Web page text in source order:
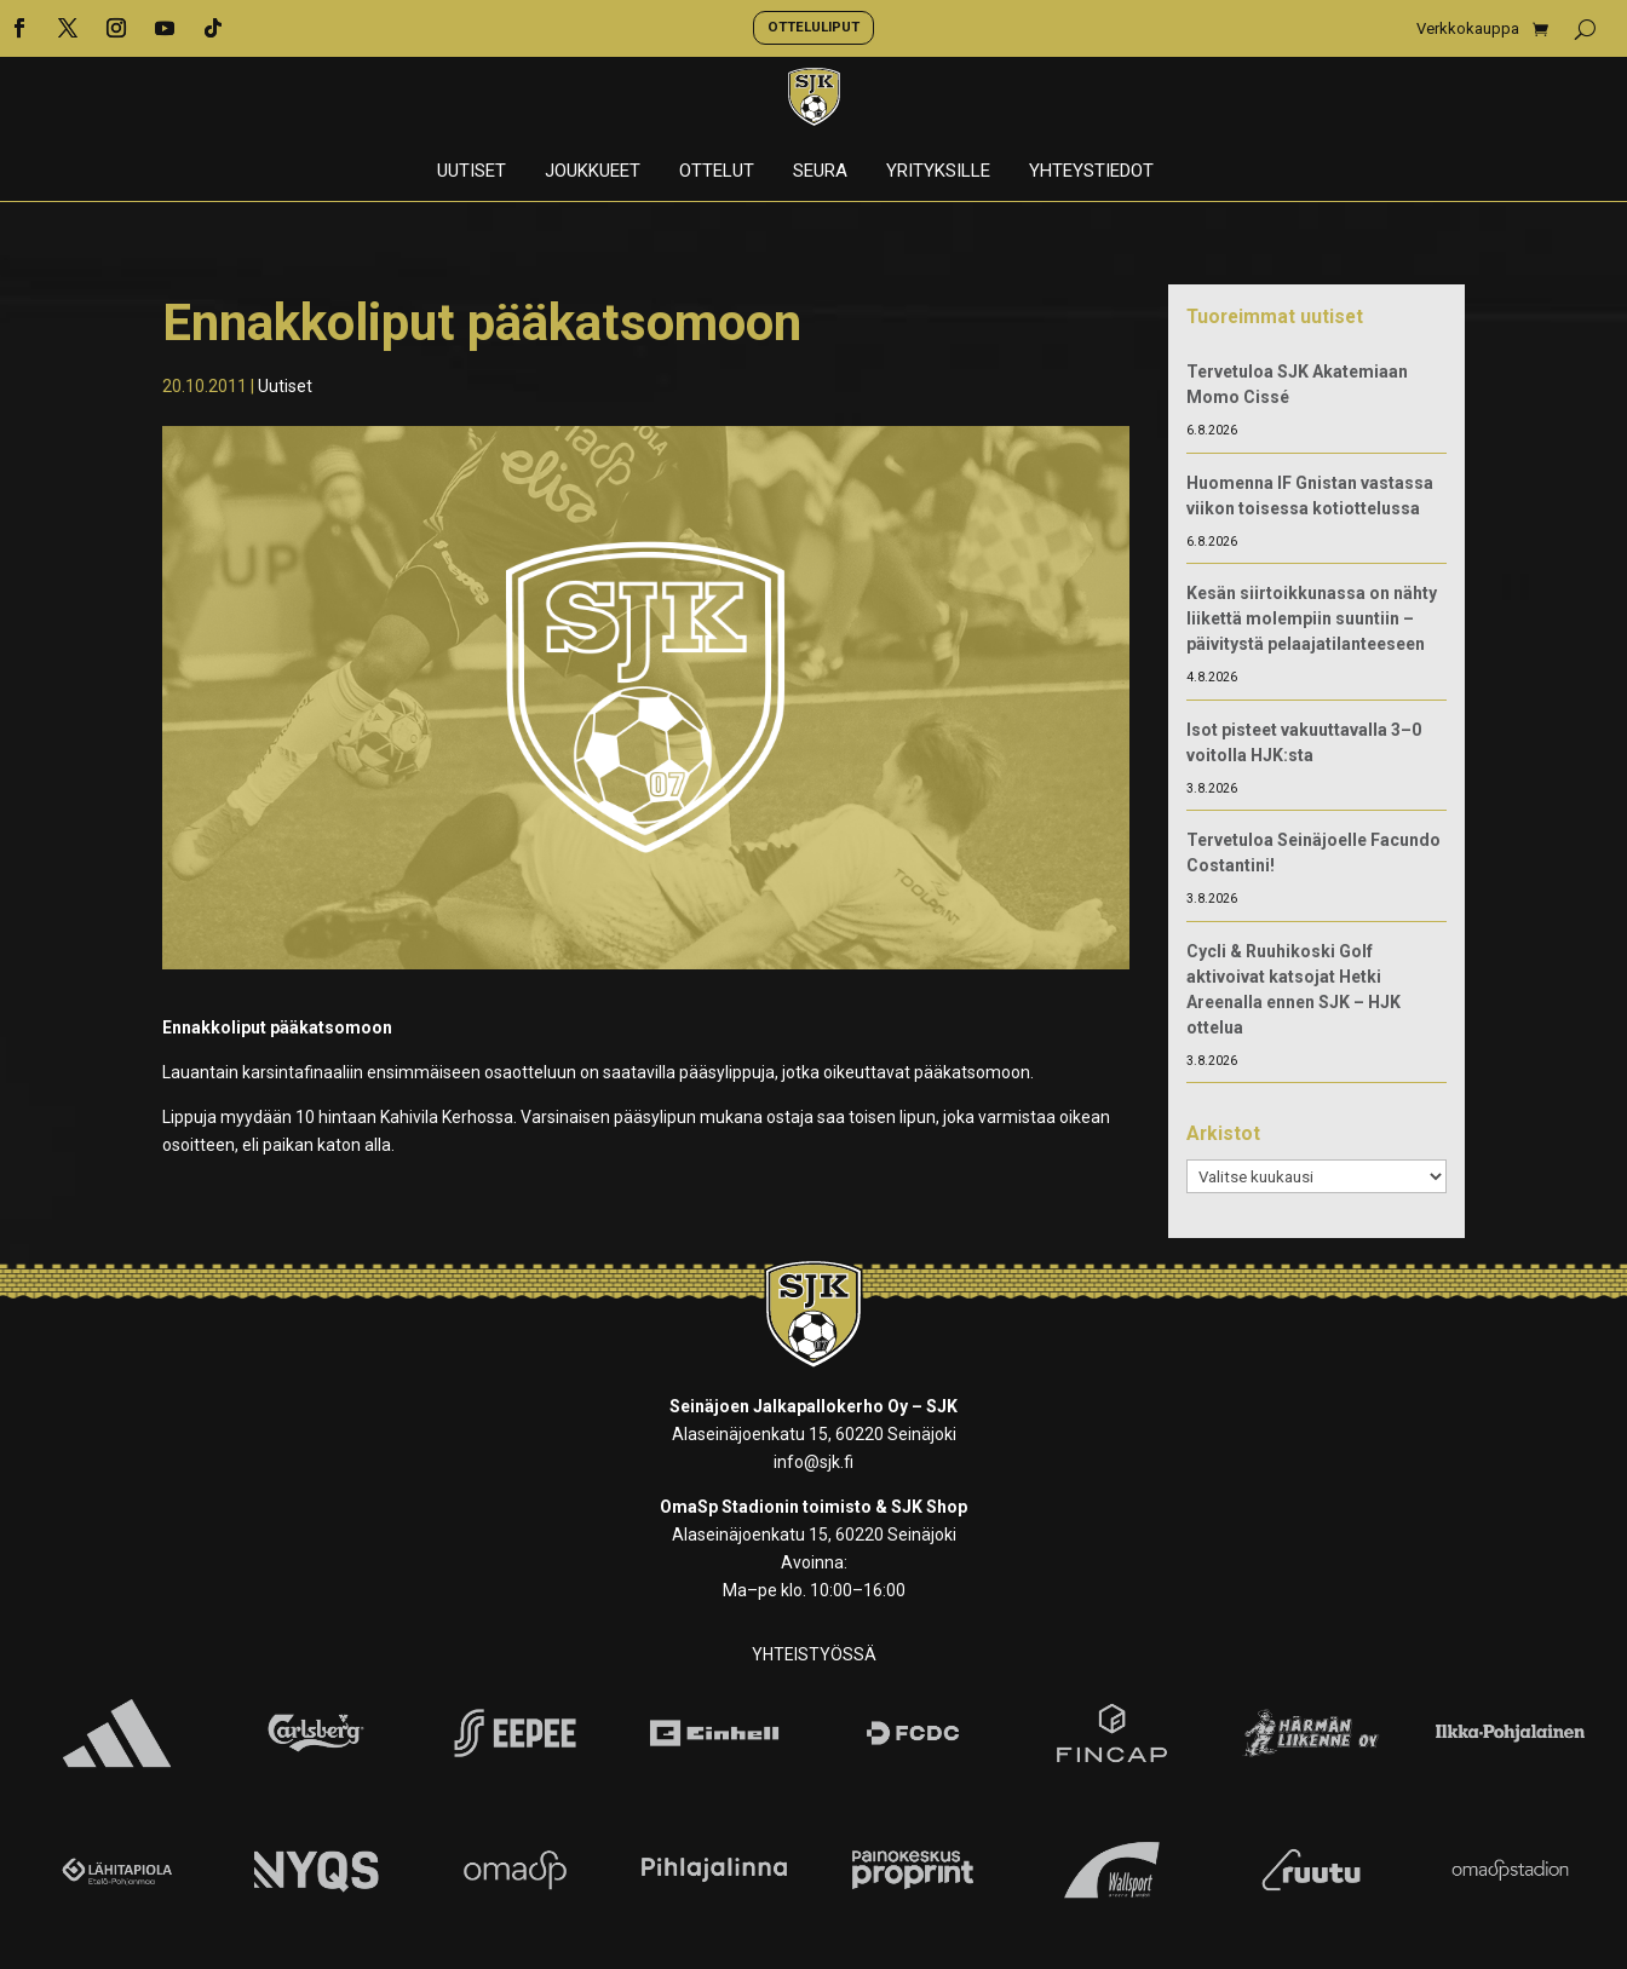
OTTELULIPUT Verkkokauppa
UUTISET JOUKKUEET OTTELUT SEURA YRITYKSILLE YHTEYSTIEDOT
Ennakkoliput pääkatsomoon
20.10.2011 |Uutiset
Ennakkoliput pääkatsomoon
Lauantain karsintafinaaliin ensimmäiseen osaotteluun on saatavilla pääsylippuja, jotka oikeuttavat pääkatsomoon.
Lippuja myydään 10 hintaan Kahivila Kerhossa. Varsinaisen pääsylipun mukana ostaja saa toisen lipun, joka varmistaa oikean
osoitteen, eli paikan katon alla.
Tuoreimmat uutiset
Tervetuloa SJK Akatemiaan
Momo Cissé
6.8.2026
Huomenna IF Gnistan vastassa
viikon toisessa kotiottelussa
6.8.2026
Kesän siirtoikkunassa on nähty
liikettä molempiin suuntiin –
päivitystä pelaajatilanteeseen
4.8.2026
Isot pisteet vakuuttavalla 3–0
voitolla HJK:sta
3.8.2026
Tervetuloa Seinäjoelle Facundo
Costantini!
3.8.2026
Cycli & Ruuhikoski Golf
aktivoivat katsojat Hetki
Areenalla ennen SJK – HJK
ottelua
3.8.2026
Arkistot
Arkistot
Seinäjoen Jalkapallokerho Oy – SJK
Alaseinäjoenkatu 15, 60220 Seinäjoki
info@sjk.fi
OmaSp Stadionin toimisto & SJK Shop
Alaseinäjoenkatu 15, 60220 Seinäjoki
Avoinna:
Ma–pe klo. 10:00–16:00
YHTEISTYÖSSÄ